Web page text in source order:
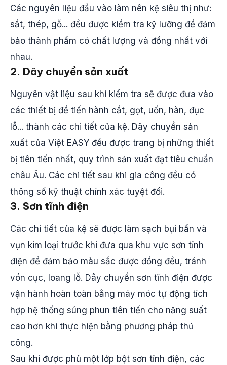
Các nguyên liệu đầu vào làm nên kệ siêu thị như:
sắt, thép, gỗ... đều được kiểm tra kỹ lưỡng để đảm
bảo thành phẩm có chất lượng và đồng nhất với
nhau.
2. Dây chuyền sản xuất
Nguyên vật liệu sau khi kiểm tra sẽ được đưa vào
các thiết bị để tiến hành cắt, gọt, uốn, hàn, đục
lỗ... thành các chi tiết của kệ. Dây chuyền sản
xuất của Việt EASY đều được trang bị những thiết
bị tiên tiến nhất, quy trình sản xuất đạt tiêu chuẩn
châu Âu. Các chi tiết sau khi gia công đều có
thông số kỹ thuật chính xác tuyệt đối.
3. Sơn tĩnh điện
Các chi tiết của kệ sẽ được làm sạch bụi bẩn và
vụn kim loại trước khi đưa qua khu vực sơn tĩnh
điện để đảm bảo màu sắc được đồng đều, tránh
vón cục, loang lỗ. Dây chuyền sơn tĩnh điện được
vận hành hoàn toàn bằng máy móc tự động tích
hợp hệ thống súng phun tiên tiến cho năng suất
cao hơn khi thực hiện bằng phương pháp thủ
công.
Sau khi được phủ một lớp bột sơn tĩnh điện, các